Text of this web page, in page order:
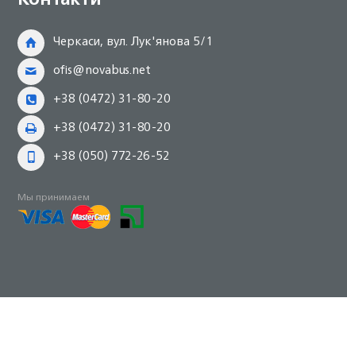
Черкаси, вул. Лук'янова 5/1
ofis@novabus.net
+38 (0472) 31-80-20
+38 (0472) 31-80-20
+38 (050) 772-26-52
Мы принимаем